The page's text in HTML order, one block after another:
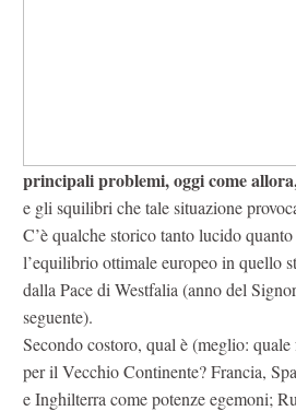
principali problemi, oggi come
e gli squilibri che tale situazione
C’è qualche storico tanto lucido
l’equilibrio ottimale europeo in quello
dalla Pace di Westfalia (anno del
seguente).
Secondo costoro, qual è (meglio:
per il Vecchio Continente? Francia,
e Inghilterra come potenze egemoni;